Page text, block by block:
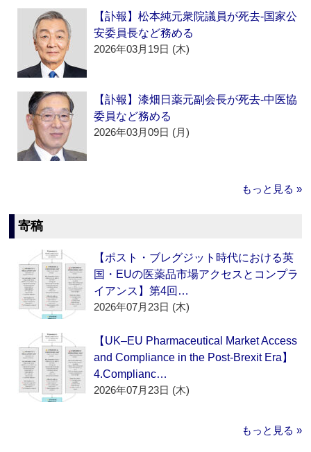
【訃報】松本純元衆院議員が死去‐国家公
安委員長など務める
2026年03月19日 (木)
【訃報】漆畑日薬元副会長が死去‐中医協
委員など務める
2026年03月09日 (月)
もっと見る »
寄稿
【ポスト・ブレグジット時代における英
国・EUの医薬品市場アクセスとコンプラ
イアンス】第4回…
2026年07月23日 (木)
【UK–EU Pharmaceutical Market Access
and Compliance in the Post-Brexit Era】
4.Complianc…
2026年07月23日 (木)
もっと見る »